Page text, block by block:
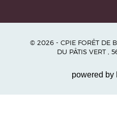
© 2026 - CPIE FORÊT DE
DU PÂTIS VERT ,
powered by